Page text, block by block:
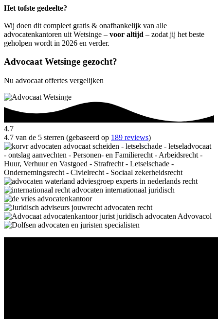
Het tofste gedeelte?
Wij doen dit compleet gratis & onafhankelijk van alle
advocatenkantoren uit Wetsinge – voor altijd – zodat jij het beste
geholpen wordt in 2026 en verder.
Advocaat Wetsinge gezocht?
Nu advocaat offertes vergelijken
4.7
4.7 van de 5 sterren (gebaseerd op 189 reviews)